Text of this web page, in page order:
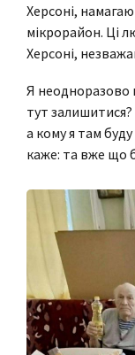
Херсоні,
мікрорайон. Ці
Херсоні,
Я неодноразово
тут залишитися?
а кому я там
каже: та вже що